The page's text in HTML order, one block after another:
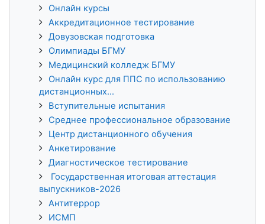
Онлайн курсы
Аккредитационное тестирование
Довузовская подготовка
Олимпиады БГМУ
Медицинский колледж БГМУ
Онлайн курс для ППС по использованию
дистанционных...
Вступительные испытания
Среднее профессиональное образование
Центр дистанционного обучения
Анкетирование
Диагностическое тестирование
Государственная итоговая аттестация
выпускников-2026
Антитеррор
ИСМП